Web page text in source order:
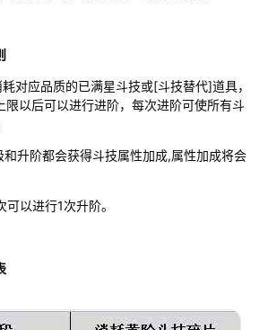
对应品质的已满星斗技或[斗技替代]道具，
限以后可以进行进阶，每次进阶可使所有斗
升阶都会获得斗技属性加成,属性加成将会
以进行1次升阶。